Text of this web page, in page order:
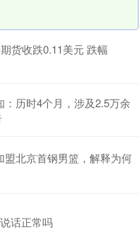
货收跌0.11美元 跌幅
历时4个月，涉及2.5万余
盟北京首钢男篮，解释为何
话正常吗